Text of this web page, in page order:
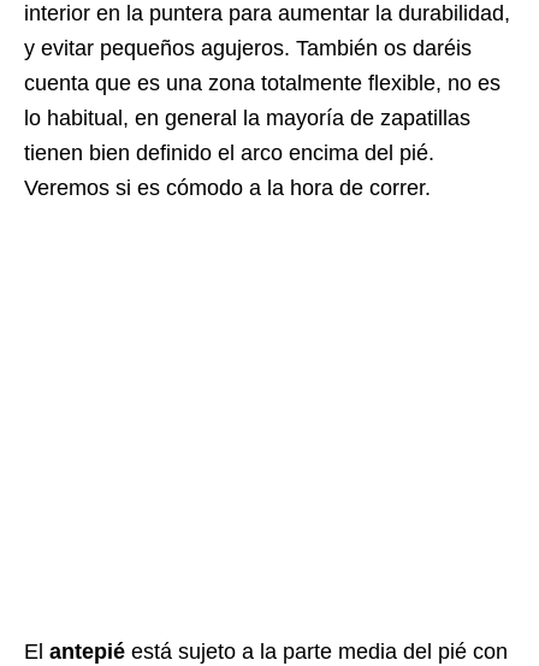
interior en la puntera para aumentar la durabilidad,
y evitar pequeños agujeros. También os daréis
cuenta que es una zona totalmente flexible, no es
lo habitual, en general la mayoría de zapatillas
tienen bien definido el arco encima del pié.
Veremos si es cómodo a la hora de correr.
El antepié está sujeto a la parte media del pié con